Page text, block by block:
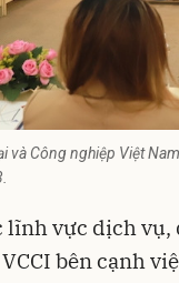
và Công nghiệp Việt
lĩnh vực dịch
bên cạnh